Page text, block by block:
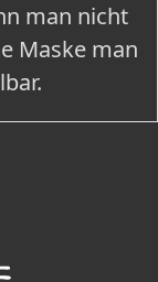
man nicht
Maske man